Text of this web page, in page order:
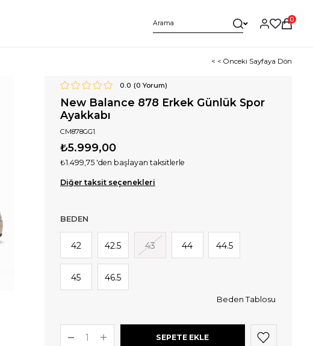
0
< < Önceki Sayfaya Dön
0.0 (0 Yorum)
New Balance 878 Erkek Günlük Spor
Ayakkabı
CM878GG1
₺5.999,00
₺1.499,75 'den başlayan taksitlerle
Diğer taksit seçenekleri
BEDEN
42 42.5 43 44 44.5
45 46.5
Beden Tablosu